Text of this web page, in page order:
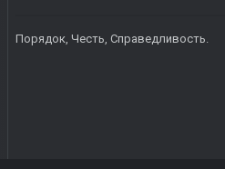
Порядок, Честь, Справедливость.